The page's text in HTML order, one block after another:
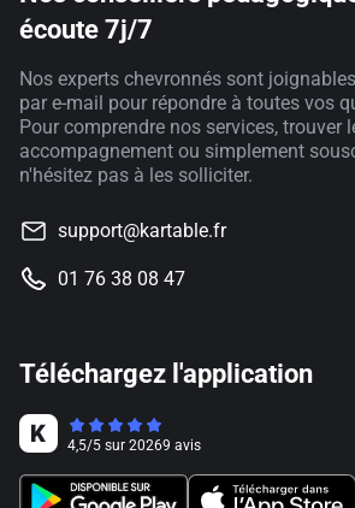
écoute 7j/7
Nos experts chevronnés sont
par e-mail pour répondre à toutes vos
Pour comprendre nos services, trouver
accompagnement ou simplement
n'hésitez pas à les solliciter.
support@kartable.fr
01 76 38 08 47
Téléchargez l'application
4,5/5 sur 20269 avis